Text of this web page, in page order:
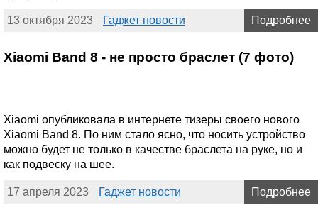
13 октября 2023 Гаджет новости Подробнее
Xiaomi Band 8 - не просто браслет (7 фото)
Xiaomi опубликовала в интернете тизеры своего нового
Xiaomi Band 8. По ним стало ясно, что носить устройство
можно будет не только в качестве браслета на руке, но и
как подвеску на шее.
17 апреля 2023 Гаджет новости Подробнее